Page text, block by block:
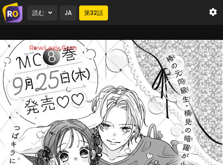
読む JA 第32話